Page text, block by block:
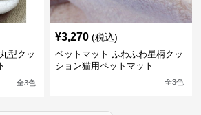
型クッ
全3色
¥3,270 (税込)
ペットマット ふわふわ星柄クッ
ション猫用ペットマット
全3色